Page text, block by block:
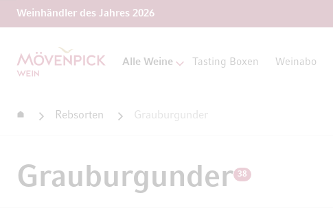
Weinhändler des Jahres 2026
Zur Startseite
Alle Weine Tasting Boxen Weinabo
StartseiteRebsorten Grauburgunder
Grauburgunder 38